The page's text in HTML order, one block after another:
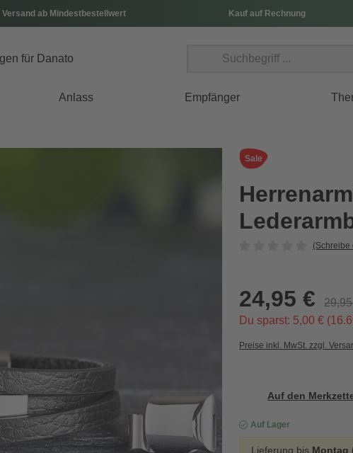
ab Mindestbestellwert Kauf auf Rechnung
Anlass Empfänger
Sale
(Schreibe
24,95 €
Du sparst: 5,00 €
Preise inkl. MwSt. zzgl.
Auf den
Auf Lager
Lieferung bis Montag